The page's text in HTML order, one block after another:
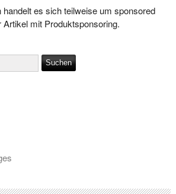
handelt es sich teilweise um sponsored
mit Produktsponsoring.